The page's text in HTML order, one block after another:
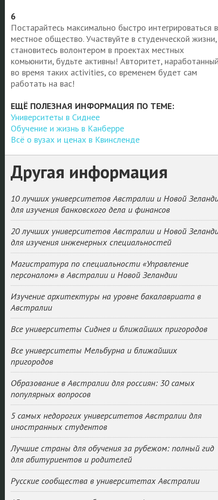
6
Постарайтесь максимально быстро интегрироваться в
местное общество. Участвуйте в студенческой жизни,
становитесь волонтером в проектах местных
комьюнити, будьте активны! Авторитет,
во время таких activities, со временем будет сам
работать на вас!
ЕЩЁ ПОЛЕЗНАЯ ИНФОРМАЦИЯ ПО ТЕМЕ:
Университеты в Сиднее
Обучение и жизнь в Канберре
Всё о вузах и ценах в Квинсленде
Другая информация
10 лучших университетов Австралии и Новой
для изучения банковского дела и финансов
20 лучших университетов Австралии и Новой
для изучения инженерных специальностей
Магистратура по специальности «Управление
персоналом» в Австралии и Новой Зеландии
Изучение архитектуры на уровне бакалавриата в
Австралии
Все университеты Сиднея и ближайших пригородов
Все университеты Мельбурна и ближайших
пригородов
Образование в Австралии для россиян: 30 самых
популярных вопросов
5 самых недорогих университетов Австралии для
иностранных студентов
Лучшие страны для обучения за рубежом: полный гид
для абитуриентов и родителей
Русские сообщества в университетах Австралии